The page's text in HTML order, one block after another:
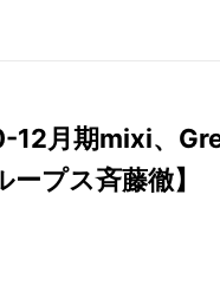
12月期mixi、
ープス斉藤徹】